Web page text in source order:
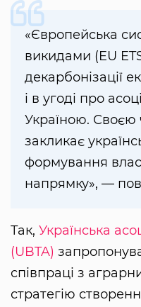
«Європейська
викидами (EU
декарбонізації
і в угоді про
Україною.
закликає
формування
напрямку», —
Так, Українська
(UBTA)
співпраці з
стратегію